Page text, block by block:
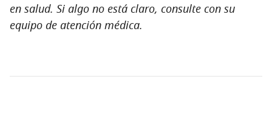
en salud. Si algo no está claro, consulte con su
equipo de atención médica.